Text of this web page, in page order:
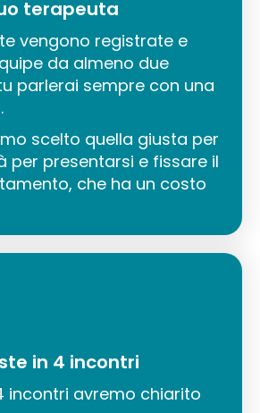
terapeuta
vengono registrate e
da almeno due
parlerai sempre con una
scelto quella giusta per
per presentarsi e fissare il
che ha un costo
in 4 incontri
incontri avremo chiarito